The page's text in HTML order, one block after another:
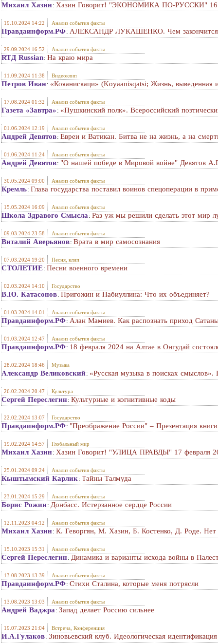
Михаил Хазин: Хазин Говорит! "ЭКОНОМИКА ПО-РУССКИ" 16
19.10.2024 14:22 Анализ события факты
Правдаинформ.РФ: АЛЕКСАНДР ЛУКАШЕНКО. Чем закончится
29.09.2024 16:52 Анализ события факты
RTД Russian: На краю мира
11.09.2024 11:38 Видеоклип
Петров Иван: «Кояанискаци» (Koyaanisqatsi; Жизнь, выведенная
17.08.2024 01:32 Анализ события факты
Газета «Завтра» : «Пушкинский полк». Всероссийский
01.06.2024 12:19 Анализ события факты
Андрей Девятов: Евреи и Ватикан. Битва не на жизнь, а на
01.06.2024 11:24 Анализ события факты
Андрей Девятов: "О нашей победе в Мировой войне" Девятов
30.05.2024 09:00 Анализ события факты
Кремль: Глава государства поставил воинов спецоперации в
15.05.2024 16:09 Анализ события факты
Школа Здравого Смысла : Раз уж мы решили сделать этот мир
09.03.2024 23:58 Анализ события факты
Виталий Аверьянов: Врата в мир самосознания
07.03.2024 19:20 Песня, клип
СТОЛЕТИЕ: Песни военного времени
02.03.2024 14:10 Государство
В.Ю. Катасонов: Пригожин и Набиуллина: Что их объединяет?
01.03.2024 14:01 Анализ события факты
Правдаинформ.РФ: Алан Мамиев. Как распознать приход
01.03.2024 12:47 Анализ события факты
Правдаинформ.РФ: 18 февраля 2024 на Алтае в Онгудай
28.02.2024 18:46 Музыка
Александр Великовский: «Русская музыка в поисках смыслов».
26.02.2024 20:47 Культура
Сергей Переслегин: Культурные и когнитивные коды
22.02.2024 13:07 Государство
Правдаинформ.РФ: "Преображение России" – Презентация
19.02.2024 14:57 Глобальный мир
Михаил Хазин: Хазин Говорит! "УЛИЦА ПРАВДЫ" 17 февраля
25.01.2024 09:24 Анализ события факты
Кыштымский Карлик : Тайны Талмуда
23.01.2024 15:29 Анализ события факты
Борис Рожин: Донбасс. Истерзанное сердце России
12.11.2023 04:12 Анализ события факты
Михаил Хазин: К. Геворгян, М. Хазин, Б. Костенко, Д. Роде. Нет
15.10.2023 15:31 Анализ события факты
Сергей Переслегин: Динамика и варианты исхода войны в
13.08.2023 13:39 Анализ события факты
Правдаинформ.РФ: Стихи Сталина, которые меня потрясли
13.08.2023 13:03 Анализ события факты
Андрей Ваджра : Запад делает Россию сильнее
19.07.2023 21:04 Встреча, Конференция
И.А.Гулаков: Зиновьевский клуб. Идеологическая